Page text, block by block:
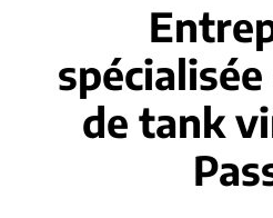
de tank